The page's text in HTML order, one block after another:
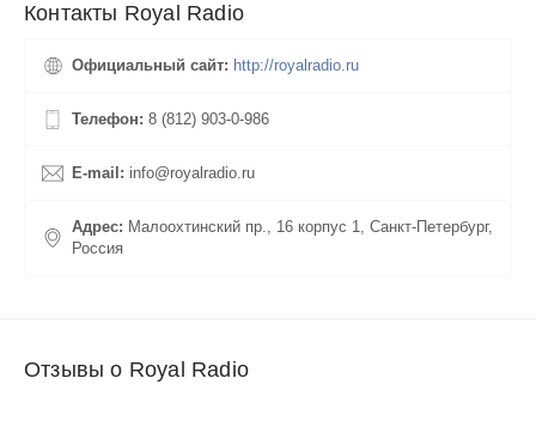
Контакты Royal Radio
Официальный сайт: http://royalradio.ru
Телефон: 8 (812) 903-0-986
E-mail: info@royalradio.ru
Адрес: Малоохтинский пр., 16 корпус 1, Санкт-Петербург,
Россия
Отзывы о Royal Radio